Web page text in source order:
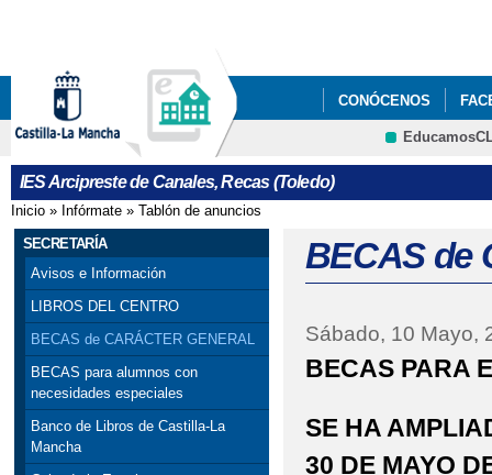
CONÓCENOS
IES Arcipreste de Canales, Recas (Toledo)
Se encuentra usted aquí
Inicio » Infórmate » Tablón de anuncios
SECRETARÍA
Avisos e Información
LIBROS DEL CENTRO
BECAS de CARÁCTER GENERAL
BECAS para alumnos con
necesidades especiales
Banco de Libros de Castilla-La
Mancha
BECAS de
Sábado, 10 Mayo,
BECAS PARA
SE HA
30 DE MAYO